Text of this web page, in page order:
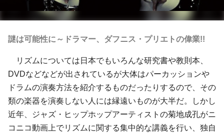
謎は可能性に～ドラマー、ダフニス・プリエトの偉業!!
リズムについては日本でもいろんな研究書や教則本、
DVDなどなどが出されているが大体はパーカッションや
ドラムの演奏方法を紹介するものだったりするので、その
類の楽器を演奏しない人には縁遠いものが大半だ。しかし
近年、ジャズ・ヒップホップアーティストの菊地成孔がニ
コニコ動画上でリズムに関する集中的な講義を行い、独自